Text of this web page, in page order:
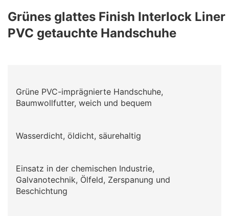
Grünes glattes Finish Interlock Liner
PVC getauchte Handschuhe
Grüne PVC-imprägnierte Handschuhe,
Baumwollfutter, weich und bequem
Wasserdicht, öldicht, säurehaltig
Einsatz in der chemischen Industrie,
Galvanotechnik, Ölfeld, Zerspanung und
Beschichtung